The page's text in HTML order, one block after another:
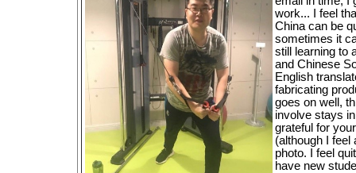
work... I feel
China can be
sometimes it
still learning to
and Chinese
English
fabricating
goes on well,
involve stays
grateful for
(although I feel
photo. I feel
have new